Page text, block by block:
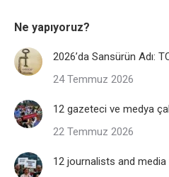
Ne yapıyoruz?
2026’da Sansürün Adı:
24 Temmuz 2026
12 gazeteci ve medya
22 Temmuz 2026
12 journalists and